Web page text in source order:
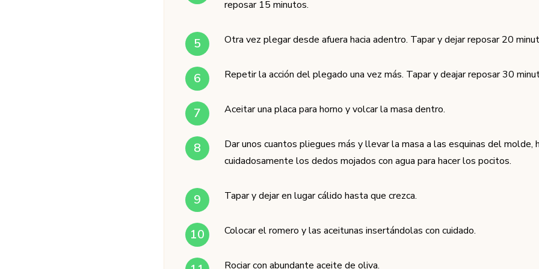
reposar 15 minutos.
Otra vez plegar desde afuera hacia adentro. Tapar y dejar reposar 20
Repetir la acción del plegado una vez más. Tapar y deajar reposar 30
Aceitar una placa para horno y volcar la masa dentro.
Dar unos cuantos pliegues más y llevar la masa a las esquinas del molde,
cuidadosamente los dedos mojados con agua para hacer los pocitos.
Tapar y dejar en lugar cálido hasta que crezca.
Colocar el romero y las aceitunas insertándolas con cuidado.
Rociar con abundante aceite de oliva.